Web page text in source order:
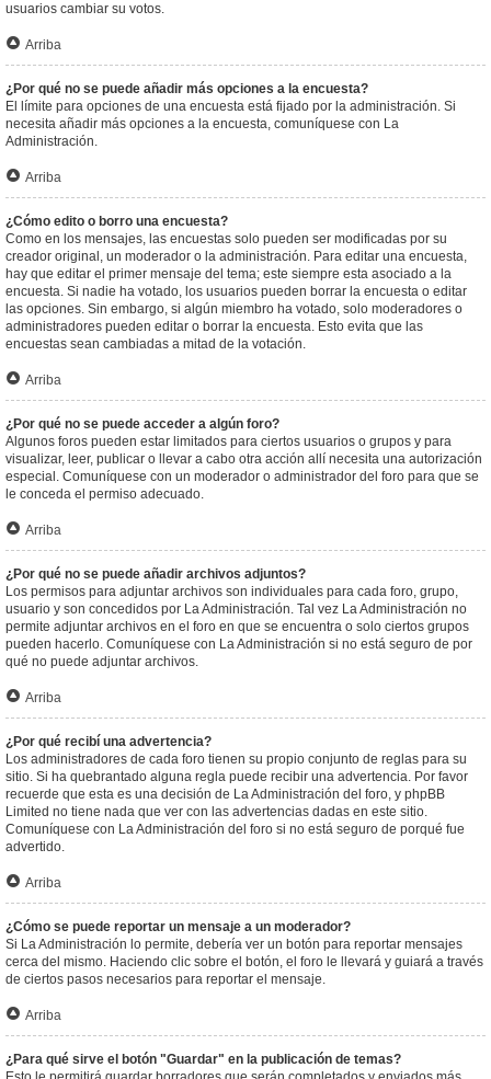
usuarios cambiar su votos.
Arriba
¿Por qué no se puede añadir más opciones a la encuesta?
El límite para opciones de una encuesta está fijado por la administración. Si
necesita añadir más opciones a la encuesta, comuníquese con La
Administración.
Arriba
¿Cómo edito o borro una encuesta?
Como en los mensajes, las encuestas solo pueden ser modificadas por su
creador original, un moderador o la administración. Para editar una encuesta,
hay que editar el primer mensaje del tema; este siempre esta asociado a la
encuesta. Si nadie ha votado, los usuarios pueden borrar la encuesta o editar
las opciones. Sin embargo, si algún miembro ha votado, solo moderadores o
administradores pueden editar o borrar la encuesta. Esto evita que las
encuestas sean cambiadas a mitad de la votación.
Arriba
¿Por qué no se puede acceder a algún foro?
Algunos foros pueden estar limitados para ciertos usuarios o grupos y para
visualizar, leer, publicar o llevar a cabo otra acción allí necesita una autorización
especial. Comuníquese con un moderador o administrador del foro para que se
le conceda el permiso adecuado.
Arriba
¿Por qué no se puede añadir archivos adjuntos?
Los permisos para adjuntar archivos son individuales para cada foro, grupo,
usuario y son concedidos por La Administración. Tal vez La Administración no
permite adjuntar archivos en el foro en que se encuentra o solo ciertos grupos
pueden hacerlo. Comuníquese con La Administración si no está seguro de por
qué no puede adjuntar archivos.
Arriba
¿Por qué recibí una advertencia?
Los administradores de cada foro tienen su propio conjunto de reglas para su
sitio. Si ha quebrantado alguna regla puede recibir una advertencia. Por favor
recuerde que esta es una decisión de La Administración del foro, y phpBB
Limited no tiene nada que ver con las advertencias dadas en este sitio.
Comuníquese con La Administración del foro si no está seguro de porqué fue
advertido.
Arriba
¿Cómo se puede reportar un mensaje a un moderador?
Si La Administración lo permite, debería ver un botón para reportar mensajes
cerca del mismo. Haciendo clic sobre el botón, el foro le llevará y guiará a través
de ciertos pasos necesarios para reportar el mensaje.
Arriba
¿Para qué sirve el botón "Guardar" en la publicación de temas?